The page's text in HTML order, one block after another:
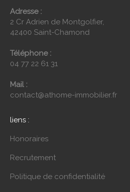
Adresse :
2 Cr Adrien de Montgolfier,
42400 Saint-Chamond
Téléphone :
04 77 22 61 31
Mail :
contact@athome-immobilier.fr
liens :
Honoraires
Recrutement
Politique de confidentialité